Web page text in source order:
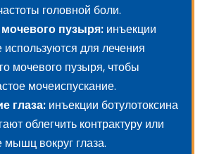
головной боли.
пузыря: инъекции
используются для лечения
мочевого пузыря, чтобы
мочеиспускание.
глаза: инъекции ботулотоксина
облегчить контрактуру или
мышц вокруг глаза.